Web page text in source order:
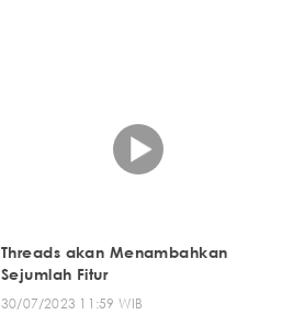
Threads akan Menambahkan
Sejumlah Fitur
30/07/2023 11:59 WIB